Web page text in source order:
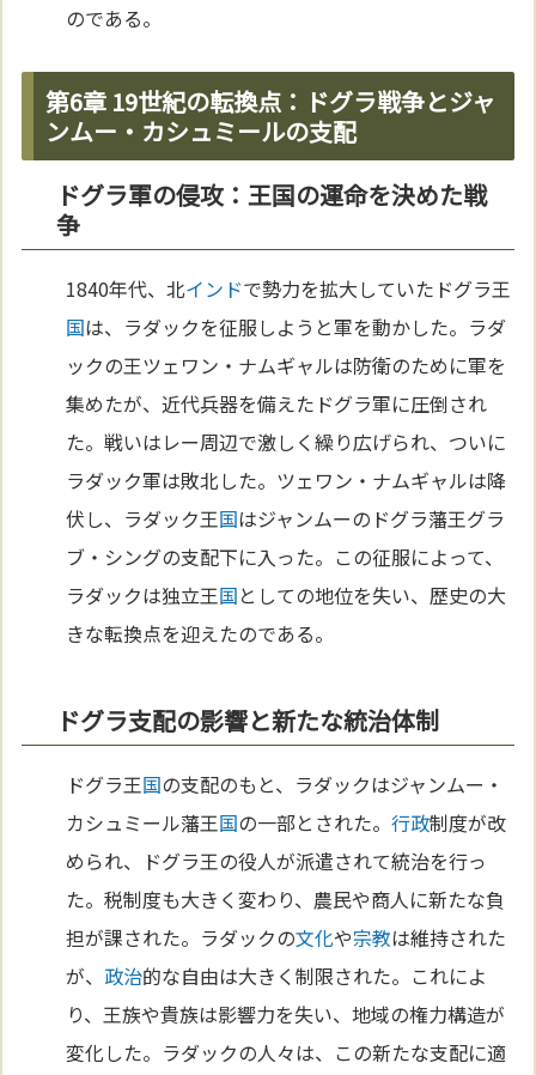
のである。
第6章 19世紀の転換点：ドグラ戦争とジャ
ンムー・カシュミールの支配
ドグラ軍の侵攻：王国の運命を決めた戦
争
1840年代、北インドで勢力を拡大していたドグラ王
国は、ラダックを征服しようと軍を動かした。ラダ
ックの王ツェワン・ナムギャルは防衛のために軍を
集めたが、近代兵器を備えたドグラ軍に圧倒され
た。戦いはレー周辺で激しく繰り広げられ、ついに
ラダック軍は敗北した。ツェワン・ナムギャルは降
伏し、ラダック王国はジャンムーのドグラ藩王グラ
ブ・シングの支配下に入った。この征服によって、
ラダックは独立王国としての地位を失い、歴史の大
きな転換点を迎えたのである。
ドグラ支配の影響と新たな統治体制
ドグラ王国の支配のもと、ラダックはジャンムー・
カシュミール藩王国の一部とされた。行政制度が改
められ、ドグラ王の役人が派遣されて統治を行っ
た。税制度も大きく変わり、農民や商人に新たな負
担が課された。ラダックの文化や宗教は維持された
が、 政治的な自由は大きく制限された。これによ
り、王族や貴族は影響力を失い、地域の権力構造が
変化した。ラダックの人々は、この新たな支配に適